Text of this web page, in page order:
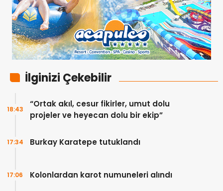
İlginizi Çekebilir
“Ortak akıl, cesur fikirler, umut dolu
projeler ve heyecan dolu bir ekip”
18:43
Burkay Karatepe tutuklandı
17:34
Kolonlardan karot numuneleri alındı
17:06